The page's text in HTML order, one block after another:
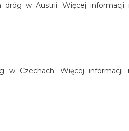
dróg w Austrii. Więcej informacji
w Czechach. Więcej informacji